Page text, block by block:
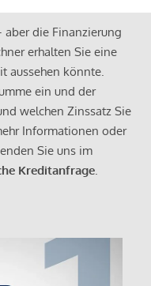
die Finanzierung
erhalten Sie eine
aussehen könnte.
ein und der
welchen Zinssatz Sie
Informationen oder
Sie uns im
Kreditanfrage.